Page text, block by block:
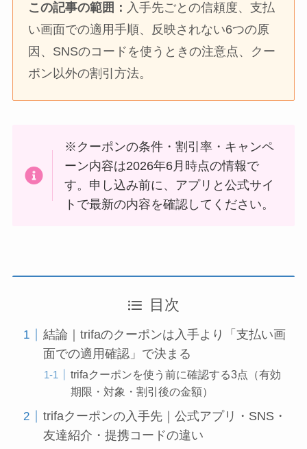
この記事の範囲： 入手先ごとの信頼度、支払
い画面での適用手順、反映されない6つの原
因、SNSのコードを使うときの注意点、クー
ポン以外の割引方法。
※クーポンの条件・割引率・キャンペ
ーン内容は2026年6月時点の情報で
す。申し込み前に、アプリと公式サイ
トで最新の内容を確認してください。
目次
結論｜trifaのクーポンは入手より「支払い画
面での適用確認」で決まる
trifaクーポンを使う前に確認する3点（有効
期限・対象・割引後の金額）
trifaクーポンの入手先｜公式アプリ・SNS・
友達紹介・提携コードの違い